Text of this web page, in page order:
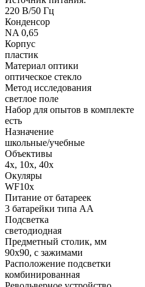
220 В/50 Гц
Конденсор
NA 0,65
Корпус
пластик
Материал оптики
оптическое стекло
Метод исследования
светлое поле
Набор для опытов в комплекте
есть
Назначение
школьные/учебные
Объективы
4х, 10х, 40х
Окуляры
WF10x
Питание от батареек
3 батарейки типа АА
Подсветка
светодиодная
Предметный столик, мм
90x90, с зажимами
Расположение подсветки
комбинированная